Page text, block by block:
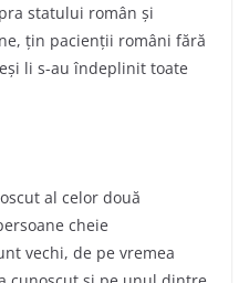
statului român și
țin pacienții români fără
li s-au îndeplinit toate
al celor două
cheie
vechi, de pe vremea